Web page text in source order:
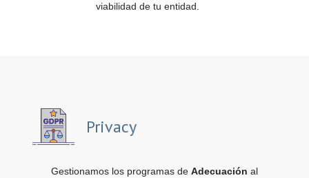
viabilidad de tu entidad.
Privacy
Gestionamos los programas de Adecuación al